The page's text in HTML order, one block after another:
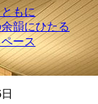
もに
韻にひたる
ース